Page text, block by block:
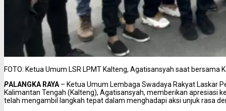
FOTO: Ketua Umum LSR LPMT Kalteng, Agatisansyah saat
PALANGKA RAYA– Ketua Umum Lembaga Swadaya Rakyat Laskar
Kalimantan Tengah (Kalteng), Agatisansyah, memberikan apresiasi
telah mengambil langkah tepat dalam menghadapi aksi unjuk rasa